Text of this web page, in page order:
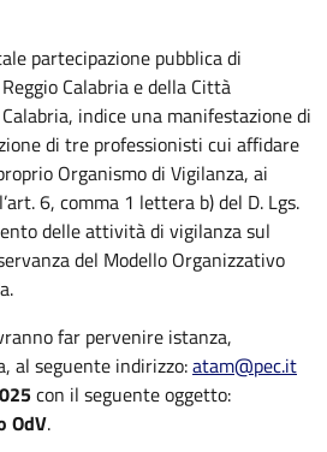
partecipazione pubblica di
Calabria e della Città
indice una manifestazione di
di tre professionisti cui affidare
Organismo di Vigilanza, ai
6, comma 1 lettera b) del D. Lgs.
delle attività di vigilanza sul
del Modello Organizzativo
far pervenire istanza,
al seguente indirizzo:atam@pec.it
con il seguente oggetto:
OdV.